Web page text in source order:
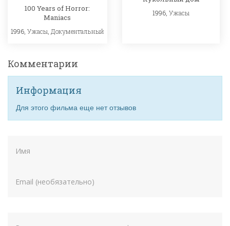
100 Years of Horror:
Maniacs
1996, Ужасы Документальный
1996,Ужасы
Комментарии
Информация
Для этого фильма еще нет отзывов